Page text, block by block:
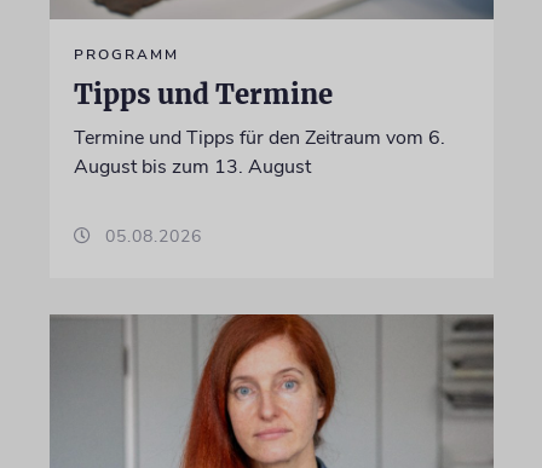
PROGRAMM
Tipps und Termine
Termine und Tipps für den Zeitraum vom 6.
August bis zum 13. August
05.08.2026